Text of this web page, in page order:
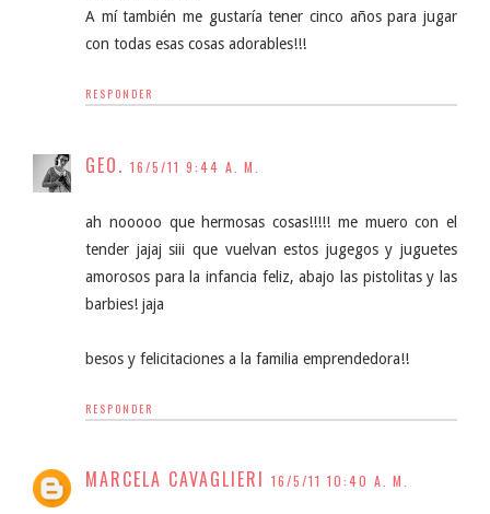
A mí también me gustaría tener cinco años para jugar
con todas esas cosas adorables!!!
RESPONDER
GEO. 16/5/11 9:44 A. M.
ah nooooo que hermosas cosas!!!!! me muero con el
tender jajaj siii que vuelvan estos jugegos y juguetes
amorosos para la infancia feliz, abajo las pistolitas y las
barbies! jaja
besos y felicitaciones a la familia emprendedora!!
RESPONDER
MARCELA CAVAGLIERI 16/5/11 10:40 A. M.